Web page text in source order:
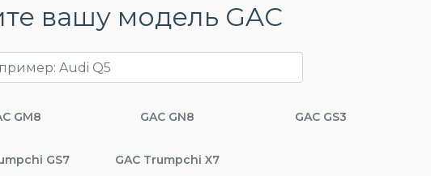
вашу модель GAC
GM8 GAC GN8 GAC GS3
GS7 GAC Trumpchi X7